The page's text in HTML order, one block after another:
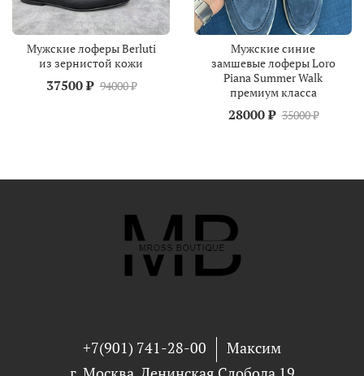
Мужские лоферы Berluti
из зернистой кожи
37500 ₽ 94000 ₽
Мужские синие
замшевые лоферы Loro
Piana Summer Walk
премиум класса
28000 ₽ 35000 ₽
+7(901) 741-28-00
Максим